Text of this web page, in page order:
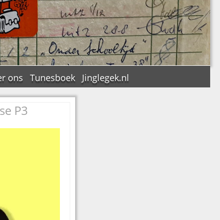
ons Tunesboek Jinglegek.nl
P3